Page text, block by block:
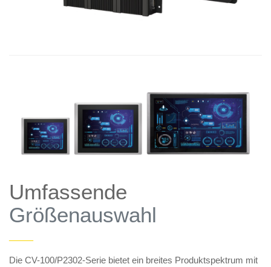
Umfassende
Größenauswahl
——
Die CV-100/P2302-Serie bietet ein breites Produktspektrum mit